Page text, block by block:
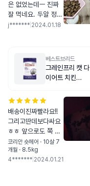
은 없었는데ㅡ 진짜
잘 먹네요. 두알 정도
먹이고 그릇에 담고
래요. 좋은 성분으로
먹이고 싶어서 알아
보다 발견한건데 14
0그램 정도 먹어야해
서.. 가격이 부담이라
다른거랑 병행해야겠
네요....ㅜㅜ 좋은 가
격으로 대포가 나오
면 좋겠어요~
j******* 2024.01.18
베스트브리드
그레인프리 캣 다
이어트 치킨
배송이진짜빨라요!!
그리고딴데보다싸요
ㅎㅎ 앞으로도 쭉 그
랫으면좋겠어요ㅠㅠ
ㅠ 아기가진짜잘먹습
니다 뭐든잘먹지만...
코리안 숏헤어 · 10살 7
개월 · 8.5kg
4******* 2024.01.21